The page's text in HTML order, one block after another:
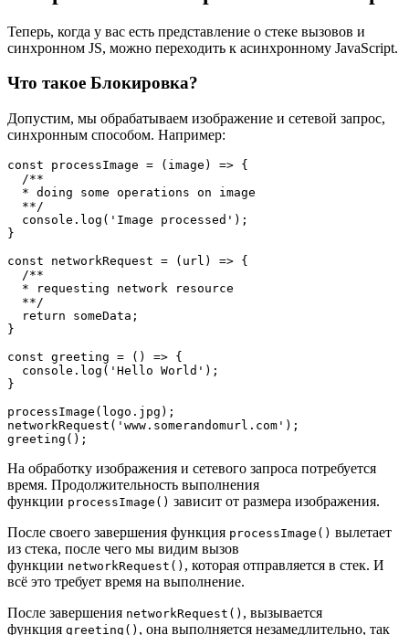
Теперь, когда у вас есть представление о стеке вызовов и
синхронном JS, можно переходить к асинхронному JavaScript.
Что такое Блокировка?
Допустим, мы обрабатываем изображение и сетевой запрос,
синхронным способом. Например:
const processImage = (image) => {
  /**
  * doing some operations on image
  **/
  console.log('Image processed');
}
const networkRequest = (url) => {
  /**
  * requesting network resource
  **/
  return someData;
}
const greeting = () => {
  console.log('Hello World');
}
processImage(logo.jpg);
networkRequest('www.somerandomurl.com');
greeting();
На обработку изображения и сетевого запроса потребуется
время. Продолжительность выполнения
функции processImage() зависит от размера изображения.
После своего завершения функция processImage() вылетает
из стека, после чего мы видим вызов
функции networkRequest() , которая отправляется в стек. И
всё это требует время на выполнение.
После завершения networkRequest() , вызывается
функция greeting() , она выполняется незамедлительно, так